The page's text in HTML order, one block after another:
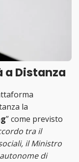
a Distanza
la
” come previsto
tra il
il Ministro
di